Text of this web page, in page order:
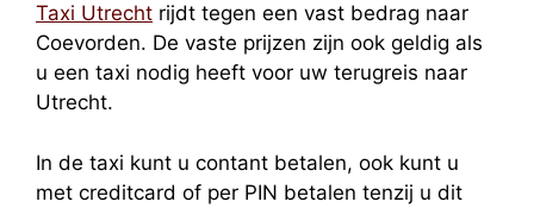
Taxi Utrecht rijdt tegen een vast bedrag naar
Coevorden. De vaste prijzen zijn ook geldig als
u een taxi nodig heeft voor uw terugreis naar
Utrecht.
In de taxi kunt u contant betalen, ook kunt u
met creditcard of per PIN betalen tenzij u dit